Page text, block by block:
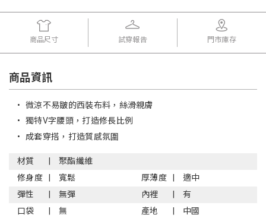
商品尺寸 試穿報告 門市庫存
商品資訊
• 微涼不易皺的西裝布料，絲滑親膚
• 獨特V字腰頭，打造修長比例
• 成套穿搭，打造質感氛圍
材質
聚酯纖維
修身度
寬鬆 厚薄度
適中
彈性
無彈 內裡
有
口袋
無 產地 中國